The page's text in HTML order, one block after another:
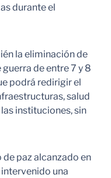
durante el
la eliminación de
de entre 7 y 8
podrá redirigir el
salud
instituciones, sin
paz alcanzado en
una